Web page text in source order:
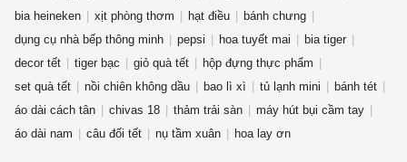
bia heineken
xịt phòng thơm hạt điều
bánh chưng
dụng cụ nhà bếp thông minh
pepsi hoa tuyết mai
bia tiger
decor tết
tiger bạc giỏ quà tết
hộp đựng thực phẩm
set quà tết
nồi chiên không dầu bao lì xì tủ lạnh mini
bánh tét
áo dài cách tân
chivas 18 thảm trải sàn
máy hút bụi cầm tay
áo dài nam
câu đối tết nụ tầm xuân hoa lay ơn